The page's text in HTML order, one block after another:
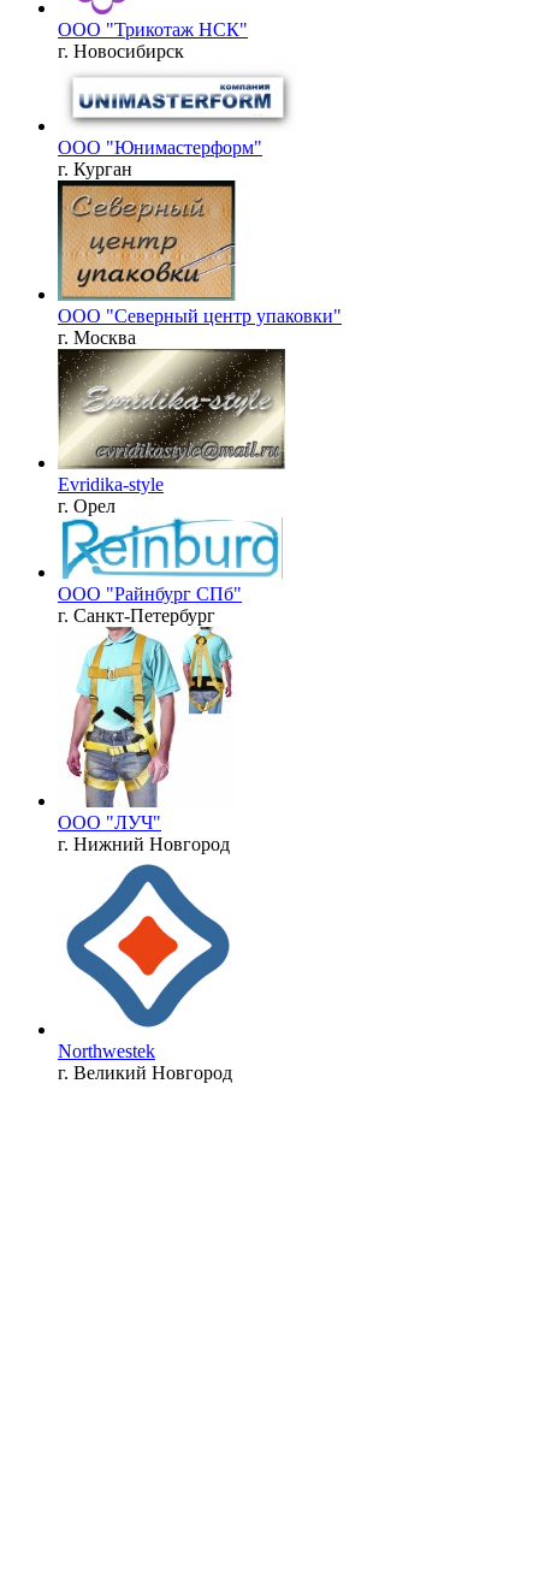
ООО "Трикотаж НСК"
г. Новосибирск
ООО "Юнимастерформ"
г. Курган
ООО "Северный центр упаковки"
г. Москва
Evridika-style
г. Орел
ООО "Райнбург СПб"
г. Санкт-Петербург
ООО "ЛУЧ"
г. Нижний Новгород
Northwestek
г. Великий Новгород